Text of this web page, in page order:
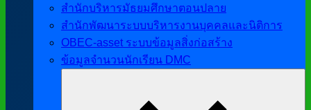
สำนักบริหารมัธยมศึกษาตอนปลาย
สำนักพัฒนาระบบบริหารงานบุคคลและนิติการ
OBEC-asset ระบบข้อมูลสิ่งก่อสร้าง
ข้อมูลจำนวนนักเรียน DMC